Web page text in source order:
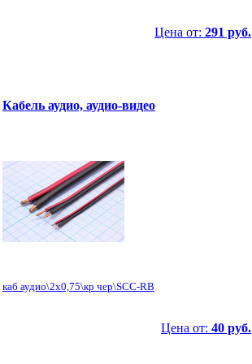
Цена от: 291 руб.
Кабель аудио, аудио-видео
каб аудио\2x0,75\кр чер\SCC-RB
Цена от: 40 руб.